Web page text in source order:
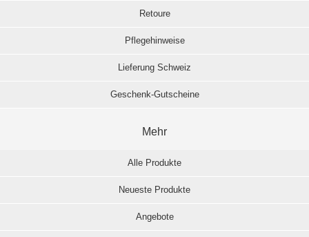
Retoure
Pflegehinweise
Lieferung Schweiz
Geschenk-Gutscheine
Mehr
Alle Produkte
Neueste Produkte
Angebote